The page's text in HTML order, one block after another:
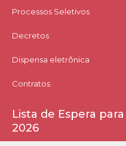
Processos Seletivos
Decretos
Dispensa eletrônica
Contratos
Lista de Espera
2026